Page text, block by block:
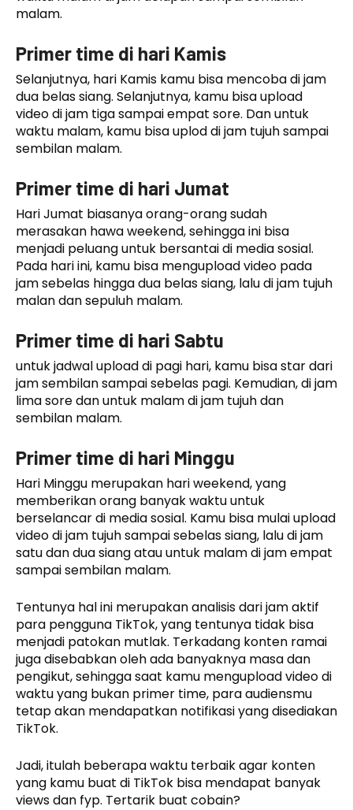
malam.
Primer time di hari Kamis
Selanjutnya, hari Kamis kamu bisa mencoba di jam
dua belas siang. Selanjutnya, kamu bisa upload
video di jam tiga sampai empat sore. Dan untuk
waktu malam, kamu bisa uplod di jam tujuh sampai
sembilan malam.
Primer time di hari Jumat
Hari Jumat biasanya orang-orang sudah
merasakan hawa weekend, sehingga ini bisa
menjadi peluang untuk bersantai di media sosial.
Pada hari ini, kamu bisa mengupload video pada
jam sebelas hingga dua belas siang, lalu di jam tujuh
malan dan sepuluh malam.
Primer time di hari Sabtu
untuk jadwal upload di pagi hari, kamu bisa star dari
jam sembilan sampai sebelas pagi. Kemudian, di jam
lima sore dan untuk malam di jam tujuh dan
sembilan malam.
Primer time di hari Minggu
Hari Minggu merupakan hari weekend, yang
memberikan orang banyak waktu untuk
berselancar di media sosial. Kamu bisa mulai upload
video di jam tujuh sampai sebelas siang, lalu di jam
satu dan dua siang atau untuk malam di jam empat
sampai sembilan malam.
Tentunya hal ini merupakan analisis dari jam aktif
para pengguna TikTok, yang tentunya tidak bisa
menjadi patokan mutlak. Terkadang konten ramai
juga disebabkan oleh ada banyaknya masa dan
pengikut, sehingga saat kamu mengupload video di
waktu yang bukan primer time, para audiensmu
tetap akan mendapatkan notifikasi yang disediakan
TikTok.
Jadi, itulah beberapa waktu terbaik agar konten
yang kamu buat di TikTok bisa mendapat banyak
views dan fyp. Tertarik buat cobain?